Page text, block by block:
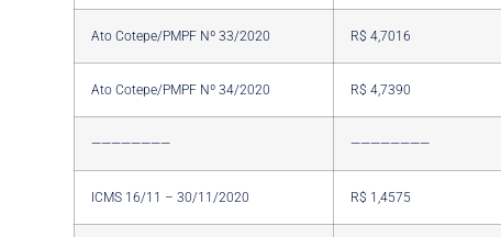
Ato Cotepe/PMPF Nº 33/2020 R$ 4,7016
Ato Cotepe/PMPF Nº 34/2020 R$ 4,7390
———————— ————————
ICMS 16/11 – 30/11/2020 R$ 1,4575